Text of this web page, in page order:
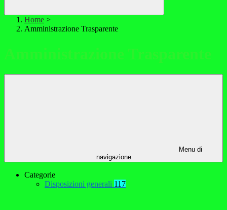
Home >
Amministrazione Trasparente
Amministrazione Trasparente
Menu di
navigazione
Categorie
Disposizioni generali 117